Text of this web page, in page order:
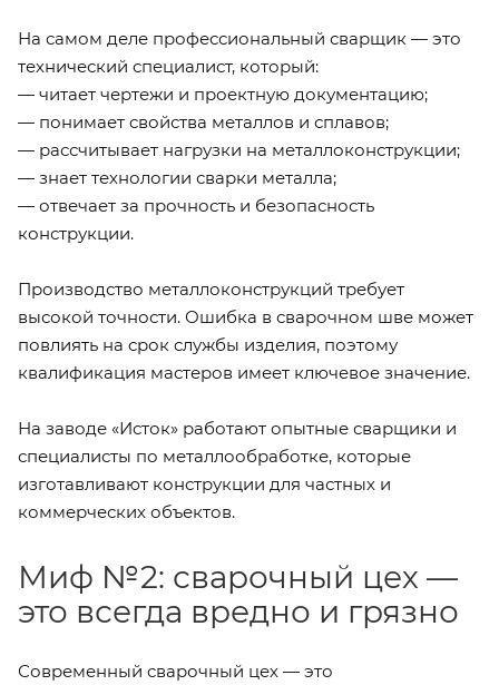
На самом деле профессиональный сварщик — это
технический специалист, который:
— читает чертежи и проектную документацию;
— понимает свойства металлов и сплавов;
— рассчитывает нагрузки на металлоконструкции;
— знает технологии сварки металла;
— отвечает за прочность и безопасность
конструкции.
Производство металлоконструкций требует
высокой точности. Ошибка в сварочном шве может
повлиять на срок службы изделия, поэтому
квалификация мастеров имеет ключевое значение.
На заводе «Исток» работают опытные сварщики и
специалисты по металлообработке, которые
изготавливают конструкции для частных и
коммерческих объектов.
Миф №2: сварочный цех —
это всегда вредно и грязно
Современный сварочный цех — это